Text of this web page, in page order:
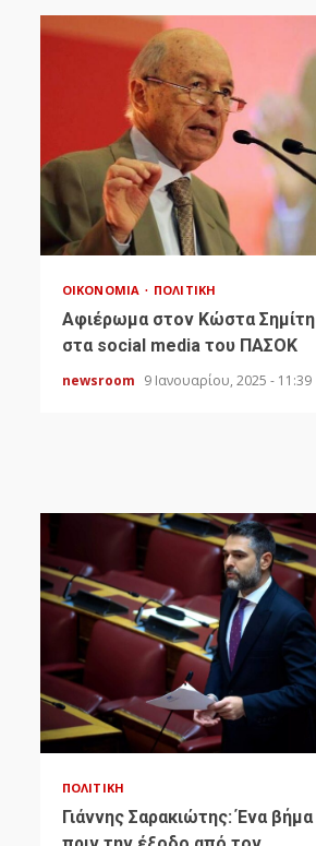
ΟΙΚΟΝΟΜΊΑ ΠΟΛΙΤΙΚΉ
Αφιέρωμα στον Κώστα Σημίτη
στα social media του ΠΑΣΟΚ
newsroom 9 Ιανουαρίου, 2025 - 11:39
ΠΟΛΙΤΙΚΉ
Γιάννης Σαρακιώτης: Ένα βήμα